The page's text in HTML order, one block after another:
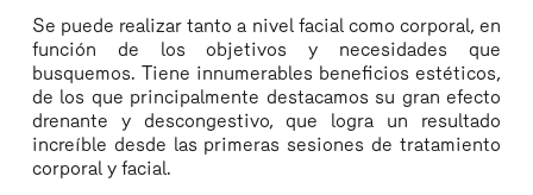
Se puede realizar tanto a nivel facial como corporal, en
función de los objetivos y necesidades que
busquemos. Tiene innumerables beneficios estéticos,
de los que principalmente destacamos su gran efecto
drenante y descongestivo, que logra un resultado
increíble desde las primeras sesiones de tratamiento
corporal y facial.